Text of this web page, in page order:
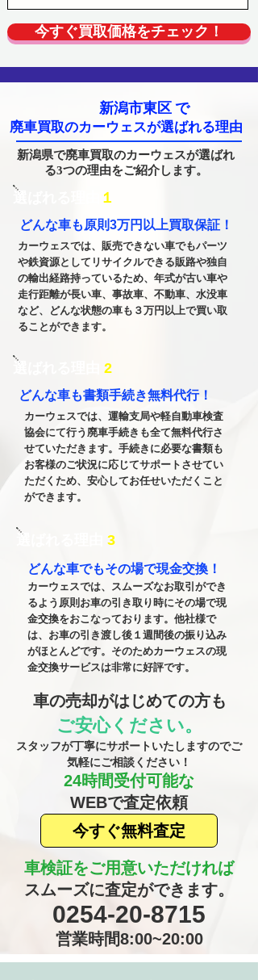
今すぐ買取価格をチェック！
新潟市東区 で
廃車買取のカーウェスが選ばれる理由
新潟県で廃車買取のカーウェスが選ばれ
る3つの理由をご紹介します。
１
どんな車も原則3万円以上買取保証！
カーウェスでは、販売できない車でもパーツ
や鉄資源としてリサイクルできる販路や独自
の輸出経路持っているため、年式が古い車や
走行距離が長い車、事故車、不動車、水没車
など、どんな状態の車も３万円以上で買い取
ることができます。
2
どんな車も​書類手続き無料代行！
カーウェスでは、運輸支局や軽自動車検査
協会にて行う廃車手続きも全て無料代行さ
せていただきます。手続きに必要な書類も
お客様のご状況に応じてサポートさせてい
ただくため、安心してお任せいただくこと
ができます。
3
​どんな車でもその場で現金交換！
カーウェスでは、スムーズなお取引ができ
るよう原則お車の引き取り時にその場で現
金交換をおこなっております。他社様で
は、お車の引き渡し後１週間後の振り込み
がほとんどです。そのためカーウェスの現
金交換サービスは非常に好評です。
車の売却がはじめての方も
ご安心ください。
​スタッフが丁寧にサポートいたしますのでご
気軽にご相談ください！
24時間受付可能な
​WEBで査定依頼
今すぐ無料査定
車検証をご用意いただければ
​スムーズに査定ができます。
​0254-20-8715
営業時間8:00~20:00